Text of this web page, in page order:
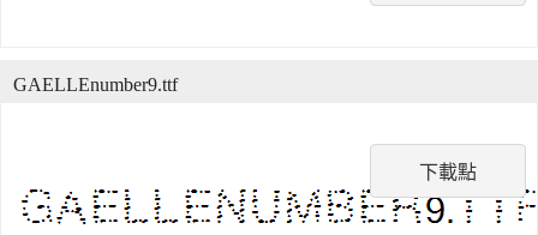
下載點
GAELLEnumber9.ttf